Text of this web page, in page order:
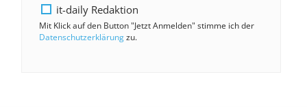
it-daily Redaktion
Mit Klick auf den Button "Jetzt Anmelden" stimme ich der
Datenschutzerklärungzu.